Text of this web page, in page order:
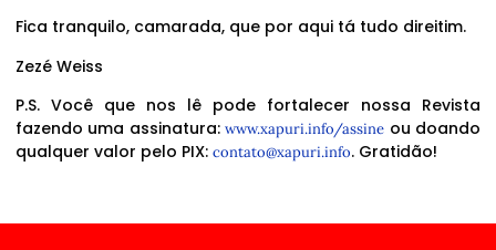
Fica tranquilo, camarada, que por aqui tá tudo direitim.
Zezé Weiss
P.S. Você que nos lê pode fortalecer nossa Revista
fazendo uma assinatura:www.xapuri.info/assine ou doando
qualquer valor pelo PIX: contato@xapuri.info. Gratidão!